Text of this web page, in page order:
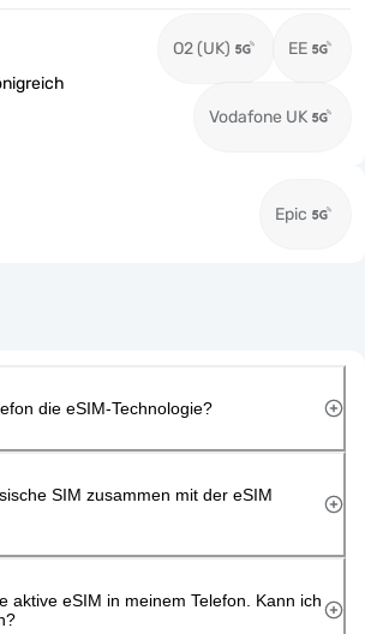
O2 (UK) EE
Vodafone UK
Epic
die eSIM-Technologie?
SIM zusammen mit der eSIM
aktive eSIM in meinem Telefon. Kann ich